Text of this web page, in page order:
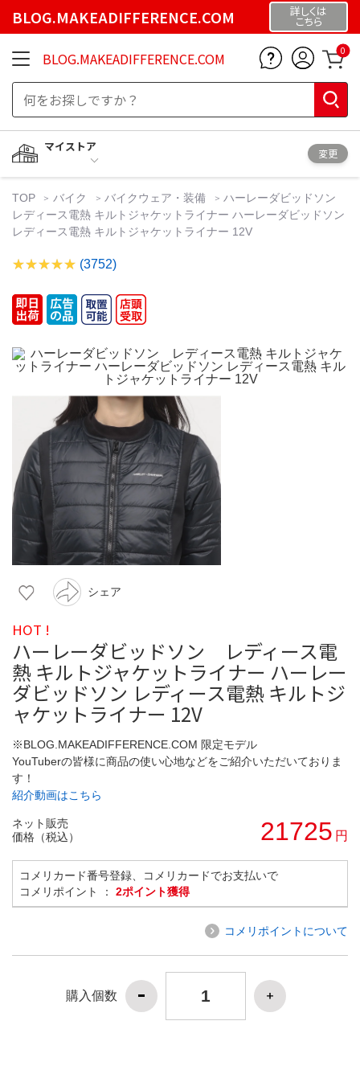
BLOG.MAKEADIFFERENCE.COM 詳しくは
こちら
BLOG.MAKEADIFFERENCE.COM 0
マイストア
変更
TOP バイク バイクウェア・装備
ハーレーダビッドソン
レディース電熱 キルトジャケットライナー ハーレーダビッドソン
レディース電熱 キルトジャケットライナー 12V
(3752)
シェア
HOT !
ハーレーダビッドソン レディース電
熱 キルトジャケットライナー ハーレー
ダビッドソン レディース電熱 キルトジ
ャケットライナー 12V
※BLOG.MAKEADIFFERENCE.COM 限定モデル
YouTuberの皆様に商品の使い心地などをご紹介いただいておりま
す！
紹介動画はこちら
ネット販売
価格（税込）
21725 円
コメリカード番号登録、コメリカードでお支払いで
コメリポイント ： 2ポイント獲得
コメリポイントについて
購入個数